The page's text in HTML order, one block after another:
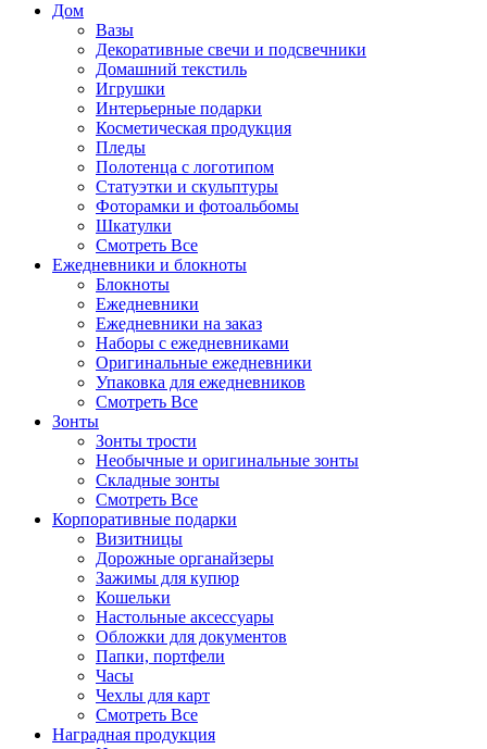
Дом
Вазы
Декоративные свечи и подсвечники
Домашний текстиль
Игрушки
Интерьерные подарки
Косметическая продукция
Пледы
Полотенца с логотипом
Статуэтки и скульптуры
Фоторамки и фотоальбомы
Шкатулки
Смотреть Все
Ежедневники и блокноты
Блокноты
Ежедневники
Ежедневники на заказ
Наборы с ежедневниками
Оригинальные ежедневники
Упаковка для ежедневников
Смотреть Все
Зонты
Зонты трости
Необычные и оригинальные зонты
Складные зонты
Смотреть Все
Корпоративные подарки
Визитницы
Дорожные органайзеры
Зажимы для купюр
Кошельки
Настольные аксессуары
Обложки для документов
Папки, портфели
Часы
Чехлы для карт
Смотреть Все
Наградная продукция